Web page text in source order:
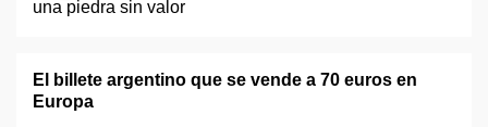
El billete argentino que se vende a 70 euros en
Europa